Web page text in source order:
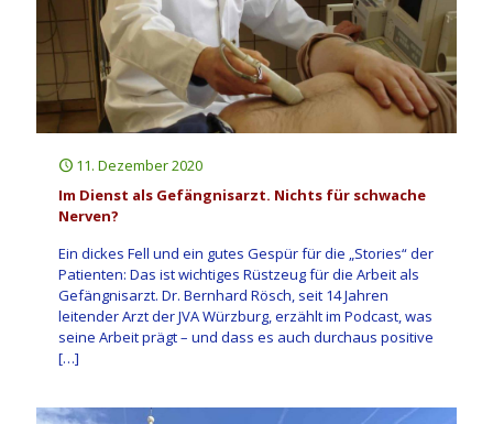
11. Dezember 2020
Im Dienst als Gefängnisarzt. Nichts für schwache
Nerven?
Ein dickes Fell und ein gutes Gespür für die „Stories“ der
Patienten: Das ist wichtiges Rüstzeug für die Arbeit als
Gefängnisarzt. Dr. Bernhard Rösch, seit 14 Jahren
leitender Arzt der JVA Würzburg, erzählt im Podcast, was
seine Arbeit prägt – und dass es auch durchaus positive
[…]